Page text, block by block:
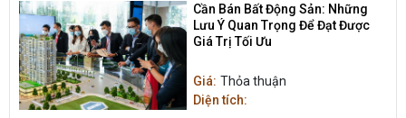
Cần Bán Bất Động Sản: Những
Lưu Ý Quan Trọng Để Đạt Được
Giá Trị Tối Ưu
Giá: Thỏa thuận
Diện tích: